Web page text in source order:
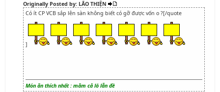
Originally Posted by: LÃO THIỆN
Có ít CP VCB sắp lên sàn không biết có gỡ được vốn o ?[/quote
]
Món ăn thích nhất : măm cả lô lẫn đề